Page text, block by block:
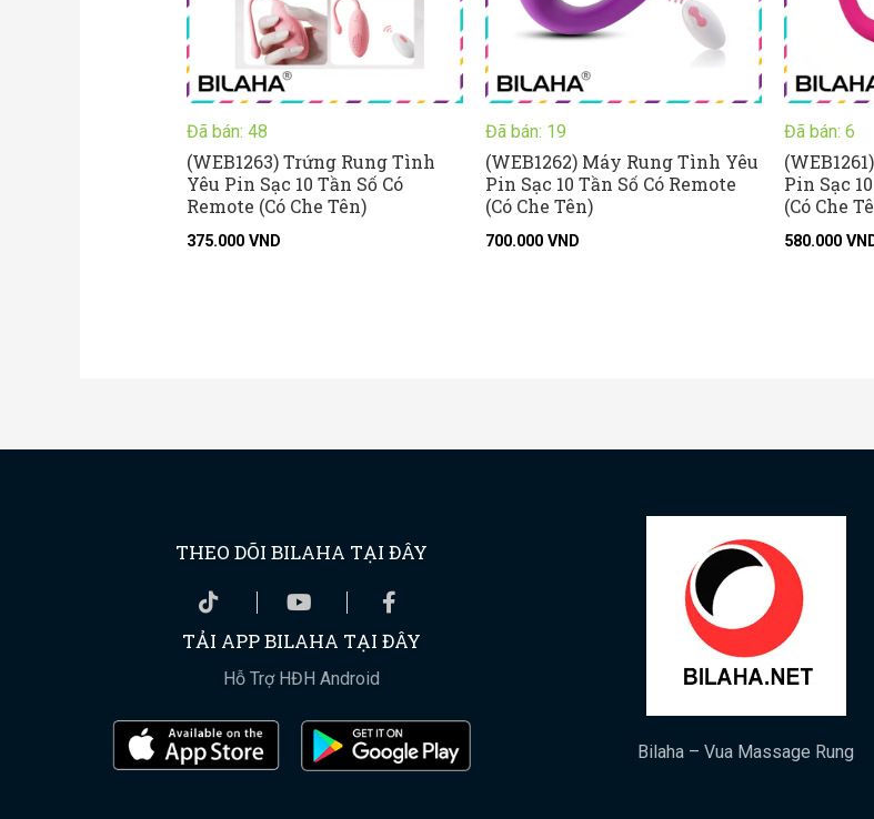
Đã bán: 48
(WEB1263) Trứng Rung Tình
Yêu Pin Sạc 10 Tần Số Có
Remote (Có Che Tên)
375.000 VND
Đã bán: 19
(WEB1262) Máy Rung Tình Yêu
Pin Sạc 10 Tần Số Có Remote
(Có Che Tên)
700.000 VND
Đã bán: 6
Pin Sạc
(Có Che
580.000
THEO DÕI BILAHA TẠI ĐÂY
TẢI APP BILAHA TẠI ĐÂY
Hỗ Trợ HĐH Android
Bilaha – Vua Massage Rung